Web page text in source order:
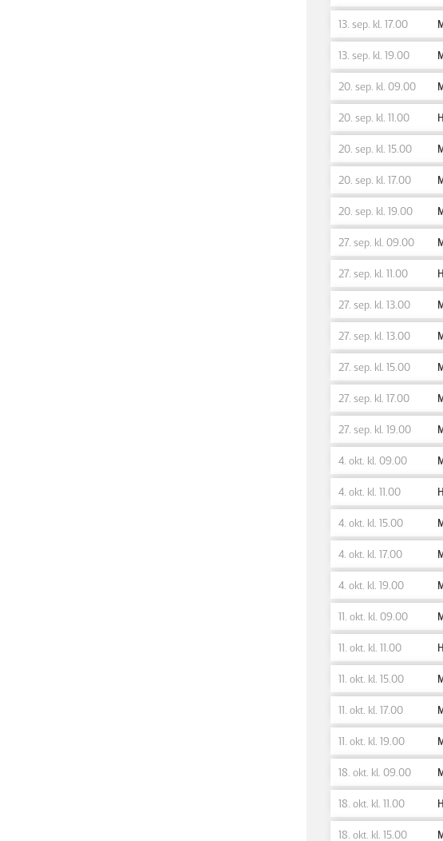
13. sep. kl. 17.00
13. sep. kl. 19.00
20. sep. kl. 09.00
20. sep. kl. 11.00
20. sep. kl. 15.00
20. sep. kl. 17.00
20. sep. kl. 19.00
27. sep. kl. 09.00
27. sep. kl. 11.00
27. sep. kl. 13.00
27. sep. kl. 13.00
27. sep. kl. 15.00
27. sep. kl. 17.00
27. sep. kl. 19.00
4. okt. kl. 09.00
4. okt. kl. 11.00
4. okt. kl. 15.00
4. okt. kl. 17.00
4. okt. kl. 19.00
11. okt. kl. 09.00
11. okt. kl. 11.00
11. okt. kl. 15.00
11. okt. kl. 17.00
11. okt. kl. 19.00
18. okt. kl. 09.00
18. okt. kl. 11.00
18. okt. kl. 15.00